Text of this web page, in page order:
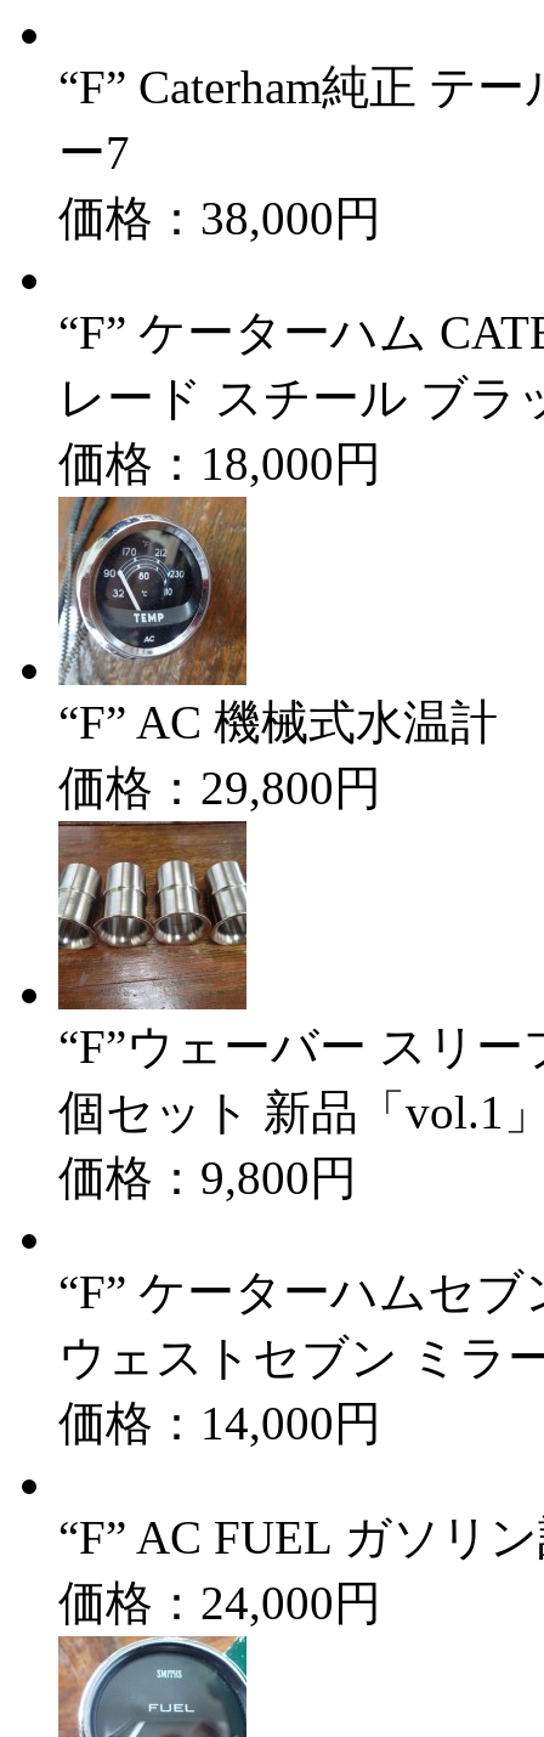
“F” Caterham純正 テ
ー7
価格：38,000円
“F” ケーターハム
レード スチール ブラ
価格：18,000円
“F” AC 機械式水温計
価格：29,800円
“F”ウェーバー スリ
個セット 新品「vol.1
価格：9,800円
“F” ケーターハムセブ
ウェストセブン ミラ
価格：14,000円
“F” AC FUEL ガソリ
価格：24,000円